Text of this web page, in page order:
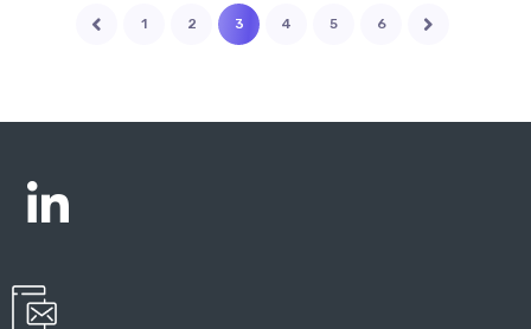
1 2 3 4 5 6